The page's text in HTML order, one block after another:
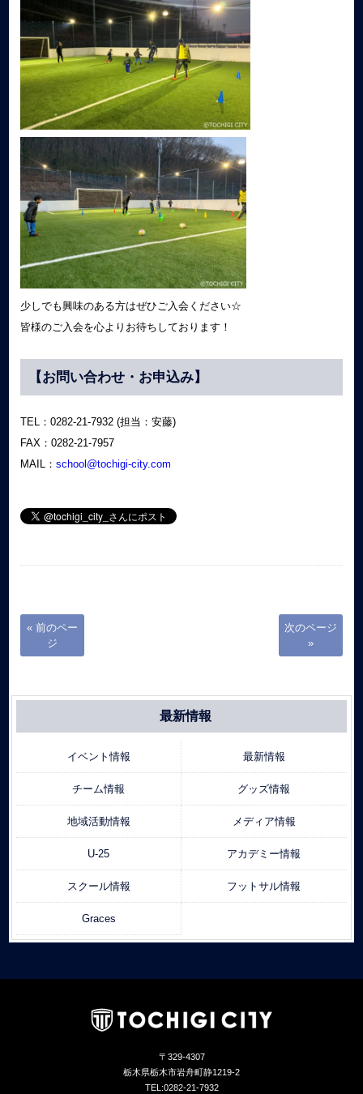
少しでも興味のある方はぜひご入会ください☆
皆様のご入会を心よりお待ちしております！
【お問い合わせ・お申込み】
TEL：0282-21-7932 (担当：安藤)
FAX：0282-21-7957
MAIL： school@tochigi-city.com
« 前のペー
ジ
次のページ
»
最新情報
イベント情報 最新情報
チーム情報 グッズ情報
地域活動情報 メディア情報
U-25 アカデミー情報
スクール情報 フットサル情報
Graces
〒329-4307
栃木県栃木市岩舟町静1219-2
TEL:0282-21-7932